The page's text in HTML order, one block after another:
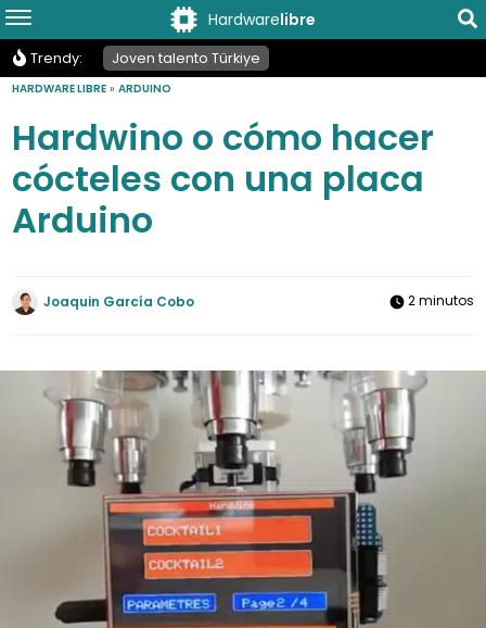
Hardwarelibre
Trendy: Joven talento Türkiye
HARDWARE LIBRE »ARDUINO
Hardwino o cómo hacer
cócteles con una placa
Arduino
Joaquin García Cobo 2 minutos